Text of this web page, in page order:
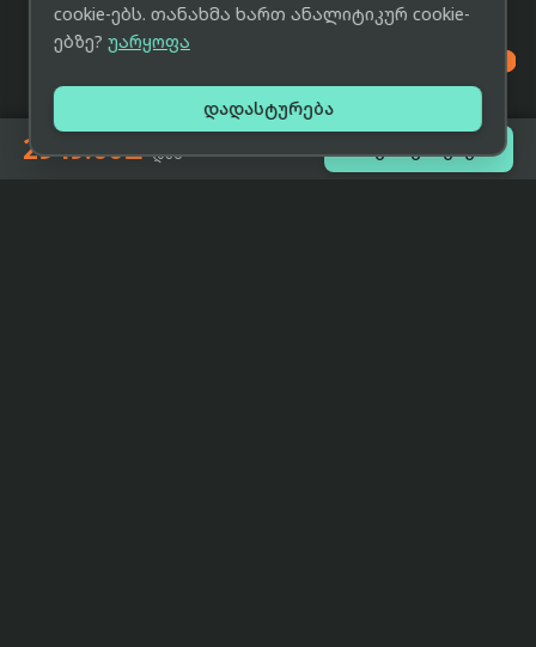
2949.00₾-დან შეთავაზებები

cookie-ებს. თანახმა ხართ ანალიტიკურ cookie-
ებზე? უარყოფა
დადასტურება